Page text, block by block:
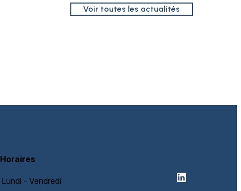
Voir toutes les actualités
Horaires
Lundi - Vendredi